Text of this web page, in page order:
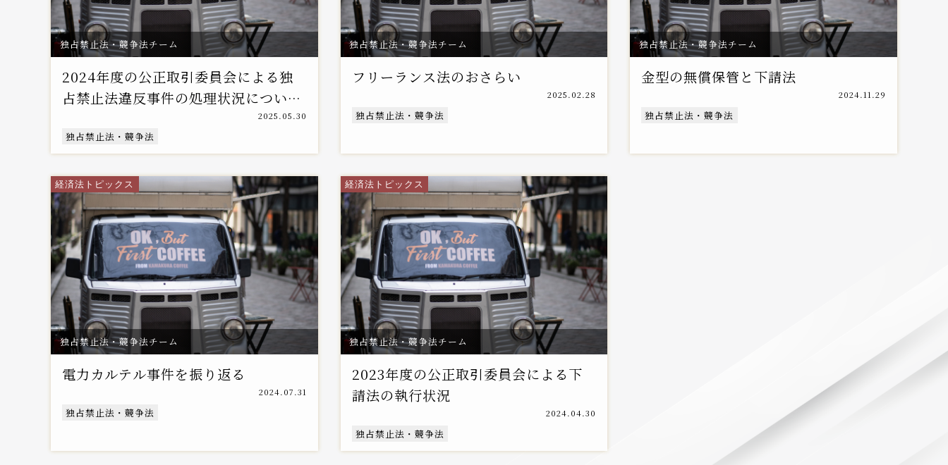
独占禁止法・競争法チーム
2024年度の公正取引委員会による独
占禁止法違反事件の処理状況につい
―排除措置命令件数が前年度の約5倍
（17件増）、過去10年で最多―
2025.05.30
独占禁止法・競争法
独占禁止法・競争法チーム
フリーランス法のおさらい
2025.02.28
独占禁止法・競争法
独占禁止法・競争法チーム
金型の無償保管と下請法
2024.11.29
独占禁止法・競争法
経済法トピックス
独占禁止法・競争法チーム
電力カルテル事件を振り返る
2024.07.31
独占禁止法・競争法
経済法トピックス
独占禁止法・競争法チーム
2023年度の公正取引委員会による下
請法の執行状況
2024.04.30
独占禁止法・競争法